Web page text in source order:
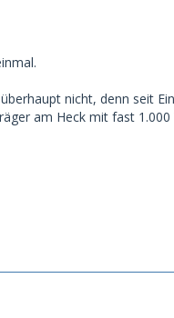
nicht, denn seit
am Heck mit fast